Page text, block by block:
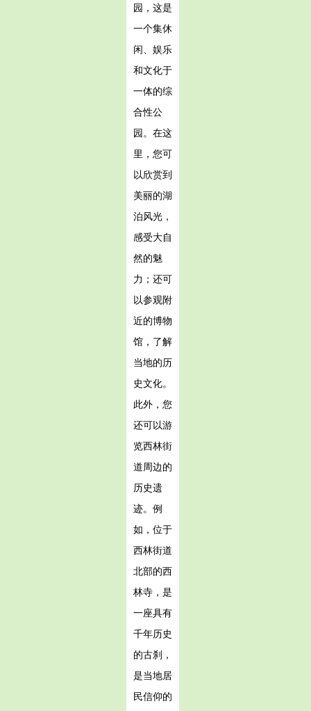
园，这是
一个集休
闲、娱乐
和文化于
一体的综
合性公
园。在这
里，您可
以欣赏到
美丽的湖
泊风光，
感受大自
然的魅
力；还可
以参观附
近的博物
馆，了解
当地的历
史文化。
此外，您
还可以游
览西林街
道周边的
历史遗
迹。例
如，位于
西林街道
北部的西
林寺，是
一座具有
千年历史
的古刹，
是当地居
民信仰的